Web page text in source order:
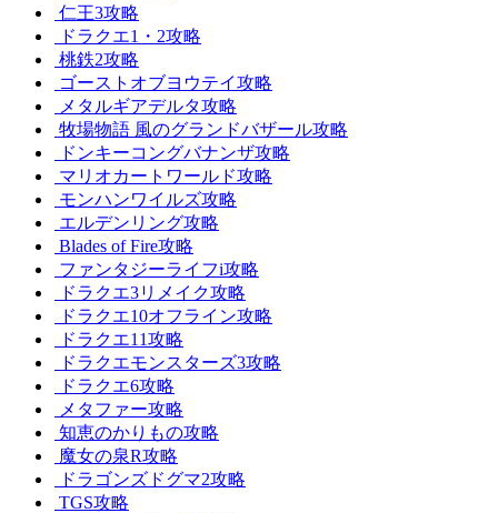
仁王3攻略
ドラクエ1・2攻略
桃鉄2攻略
ゴーストオブヨウテイ攻略
メタルギアデルタ攻略
牧場物語 風のグランドバザール攻略
ドンキーコングバナンザ攻略
マリオカートワールド攻略
モンハンワイルズ攻略
エルデンリング攻略
Blades of Fire攻略
ファンタジーライフi攻略
ドラクエ3リメイク攻略
ドラクエ10オフライン攻略
ドラクエ11攻略
ドラクエモンスターズ3攻略
ドラクエ6攻略
メタファー攻略
知恵のかりもの攻略
魔女の泉R攻略
ドラゴンズドグマ2攻略
TGS攻略